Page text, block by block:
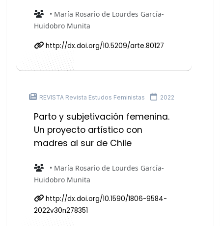
• María Rosario de Lourdes García-
Huidobro Munita
http://dx.doi.org/10.5209/arte.80127
REVISTA Revista Estudos Feministas 2022
Parto y subjetivación femenina.
Un proyecto artístico con
madres al sur de Chile
• María Rosario de Lourdes García-
Huidobro Munita
http://dx.doi.org/10.1590/1806-9584-
2022v30n278351